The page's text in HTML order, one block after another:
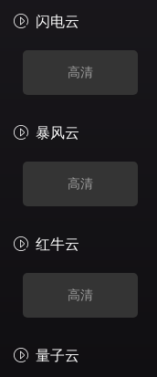
闪电云
高清
暴风云
高清
红牛云
高清
量子云